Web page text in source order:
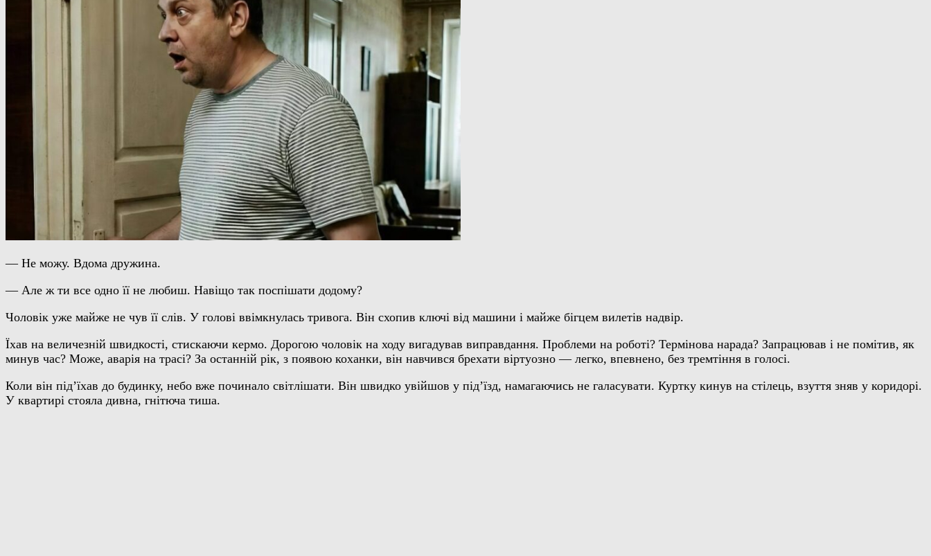
— Не можу. Вдома дружина.
— Але ж ти все одно її не любиш. Навіщо так поспішати додому?
Чоловік уже майже не чув її слів. У голові ввімкнулась тривога. Він схопив ключі від машини і майже бігцем вилетів надвір.
Їхав на величезній швидкості, стискаючи кермо. Дорогою чоловік на ходу вигадував виправдання. Проблеми на роботі? Термінова нарада? Запрацював і не помітив, як
минув час? Може, аварія на трасі? За останній рік, з появою коханки, він навчився брехати віртуозно — легко, впевнено, без тремтіння в голосі.
Коли він під’їхав до будинку, небо вже починало світлішати. Він швидко увійшов у під’їзд, намагаючись не галасувати. Куртку кинув на стілець, взуття зняв у коридорі.
У квартирі стояла дивна, гнітюча тиша.